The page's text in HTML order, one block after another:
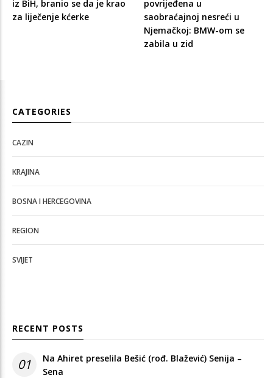
iz BiH, branio se da je krao
za liječenje kćerke
povrijeđena u
saobraćajnoj nesreći u
Njemačkoj: BMW-om se
zabila u zid
CATEGORIES
CAZIN
KRAJINA
BOSNA I HERCEGOVINA
REGION
SVIJET
RECENT POSTS
01
Na Ahiret preselila Bešić (rođ. Blažević) Senija –
Sena